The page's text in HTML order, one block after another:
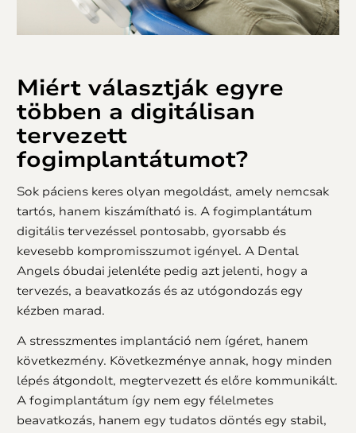
Miért választják egyre
többen a digitálisan
tervezett
fogimplantátumot?
Sok páciens keres olyan megoldást, amely nemcsak
tartós, hanem kiszámítható is. A fogimplantátum
digitális tervezéssel pontosabb, gyorsabb és
kevesebb kompromisszumot igényel. A Dental
Angels óbudai jelenléte pedig azt jelenti, hogy a
tervezés, a beavatkozás és az utógondozás egy
kézben marad.
A stresszmentes implantáció nem ígéret, hanem
következmény. Következménye annak, hogy minden
lépés átgondolt, megtervezett és előre kommunikált.
A fogimplantátum így nem egy félelmetes
beavatkozás, hanem egy tudatos döntés egy stabil,